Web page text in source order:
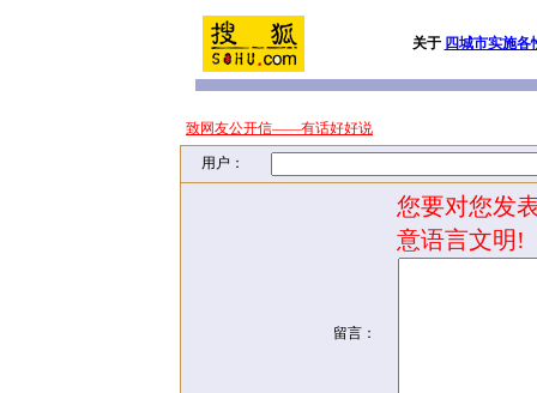
关于 四城市实施各
致网友公开信——有话好好说
用户：
留言：
您要对您发
意语言文明!